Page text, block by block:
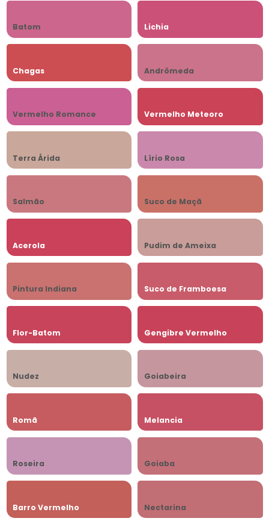
Batom Lichia
Chagas Andrômeda
Vermelho Romance Vermelho Meteoro
Terra Árida Lírio Rosa
Salmão Suco de Maçã
Acerola Pudim de Ameixa
Pintura Indiana Suco de Framboesa
Flor-Batom Gengibre Vermelho
Nudez Goiabeira
Romã Melancia
Roseira Goiaba
Barro Vermelho Nectarina